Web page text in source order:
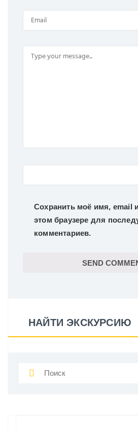
Сохранить моё имя, email
этом браузере для
комментариев.
НАЙТИ ЭКСКУРСИЮ